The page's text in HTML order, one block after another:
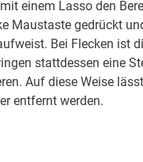
einem Lasso den
Maustaste gedrückt
Bei Flecken ist
stattdessen eine
Auf diese Weise
entfernt werden.